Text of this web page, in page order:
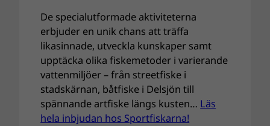
De specialutformade aktiviteterna
erbjuder en unik chans att träffa
likasinnade, utveckla kunskaper samt
upptäcka olika fiskemetoder i varierande
vattenmiljöer – från streetfiske i
stadskärnan, båtfiske i Delsjön till
spännande artfiske längs kusten… Läs
hela inbjudan hos Sportfiskarna!